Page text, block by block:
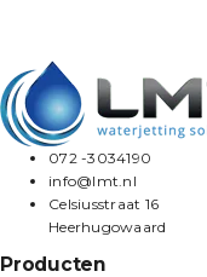
072 -3034190
info@lmt.nl
Celsiusstraat 16
Heerhugowaard
Producten